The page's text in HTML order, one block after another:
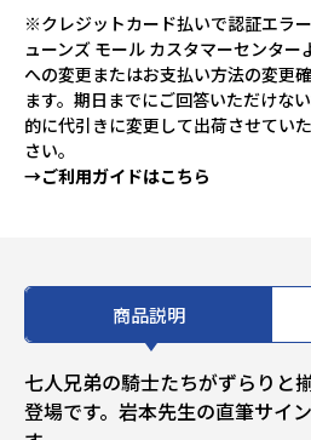
※クレジットカード払いで認証エラ
ューンズ モール カスタマーセンター
への変更またはお支払い方法の変更
ます。期日までにご回答いただけな
的に代引きに変更して出荷させてい
さい。
→ご利用ガイドはこちら
商品説明
七人兄弟の騎士たちがずらりと
登場です。岩本先生の直筆サイ